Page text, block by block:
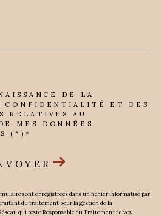
DE LA
CONFIDENTIALITÉ ET DES
RELATIVES AU
MES DONNÉES
(*)*
sont enregistrées dans un fichier informatisé par
du traitement pour la gestion de la
qui reste Responsable du Traitement de vos